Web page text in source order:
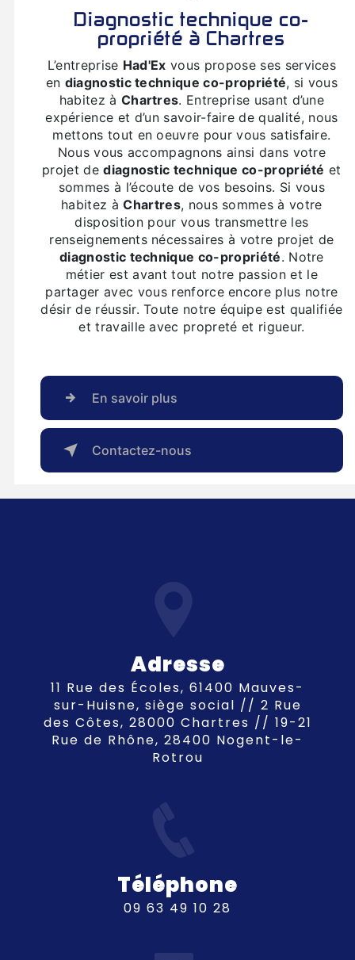
diagnostic technique co-
propriété à Chartres
L’entreprise Had'Ex vous propose ses services
en diagnostic technique co-propriété, si vous
habitez à Chartres. Entreprise usant d’une
expérience et d’un savoir-faire de qualité, nous
mettons tout en oeuvre pour vous satisfaire.
Nous vous accompagnons ainsi dans votre
projet dediagnostic technique co-propriété et
sommes à l’écoute de vos besoins. Si vous
habitez àChartres, nous sommes à votre
disposition pour vous transmettre les
renseignements nécessaires à votre projet de
diagnostic technique co-propriété. Notre
métier est avant tout notre passion et le
partager avec vous renforce encore plus notre
désir de réussir. Toute notre équipe est qualifiée
et travaille avec propreté et rigueur.
En savoir plus
Contactez-nous
Adresse
11 Rue des Écoles, 61400 Mauves-
sur-Huisne, siège social // 2 Rue
des Côtes, 28000 Chartres // 19-21
Rue de Rhône, 28400 Nogent-le-
Rotrou
Téléphone
09 63 49 10 28